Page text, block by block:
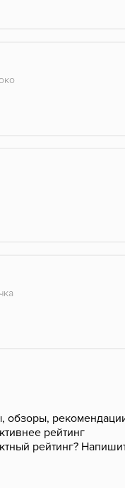
обзоры,
рейтинг
рейтинг?